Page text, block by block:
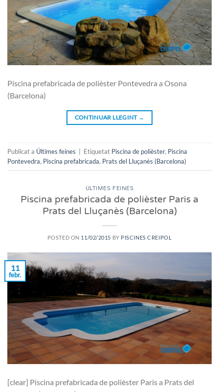
Piscina prefabricada de polièster Pontevedra a Osona
(Barcelona)
CONTINUAR LLEGINT →
Publicat a Últimes feines Etiquetat Piscina de polièster, Piscina
Pontevedra, Piscina prefabricada, Prats del Lluçanès (Barcelona)
ÚLTIMES FEINES
Piscina prefabricada de polièster Paris a
Prats del Lluçanès (Barcelona)
POSTED ON 11/02/2015 BY PISCINES CREIPOL
11
febr.
[clear] Piscina prefabricada de polièster Paris a Prats del